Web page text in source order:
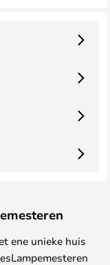
ene unieke huis